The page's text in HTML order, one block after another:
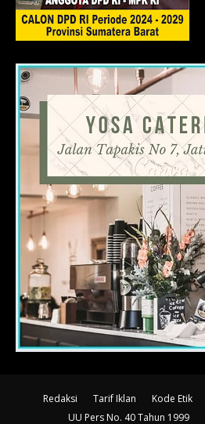
Redaksi Tarif Iklan Kode Etik
UU Pers No. 40 Tahun 1999